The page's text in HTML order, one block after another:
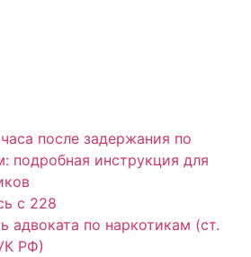
после задержания по
подробная инструкция для
с 228
адвоката по наркотикам (ст.
РФ)